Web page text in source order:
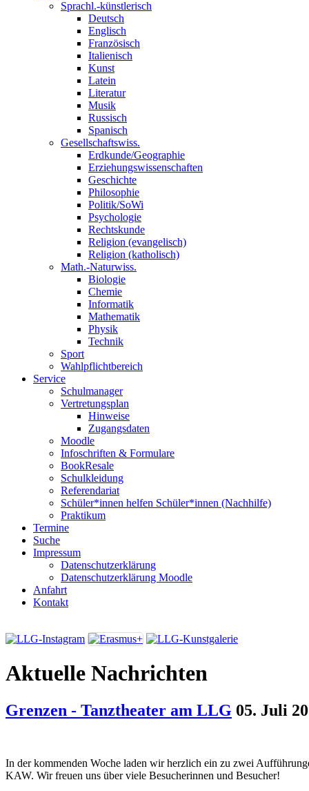
Sprachl.-künstlerisch
Deutsch
Englisch
Französisch
Italienisch
Kunst
Latein
Literatur
Musik
Russisch
Spanisch
Gesellschaftswiss.
Erdkunde/Geographie
Erziehungswissenschaften
Geschichte
Philosophie
Politik/SoWi
Psychologie
Rechtskunde
Religion (evangelisch)
Religion (katholisch)
Math.-Naturwiss.
Biologie
Chemie
Informatik
Mathematik
Physik
Technik
Sport
Wahlpflichtbereich
Service
Schulmanager
Vertretungsplan
Hinweise
Zugangsdaten
Moodle
Infoschriften & Formulare
BookResale
Schulkleidung
Referendariat
Schüler*innen helfen Schüler*innen (Nachhilfe)
Praktikum
Termine
Suche
Impressum
Datenschutzerklärung
Datenschutzerklärung Moodle
Anfahrt
Kontakt
Aktuelle Nachrichten
Grenzen - Tanztheater am LLG 05. Juli
In der kommenden Woche laden wir herzlich ein zu zwei
KAW. Wir freuen uns über viele Besucherinnen und Besucher!